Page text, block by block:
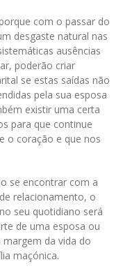
com o passar do
desgaste natural nas
ausências
poderão criar
se estas saídas não
pela sua esposa
existir uma certa
para que continue
o coração e que nos
se encontrar com a
relacionamento, o
seu quotidiano será
de uma esposa ou
da vida do
maçónica.